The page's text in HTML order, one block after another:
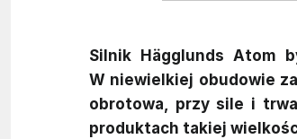
Silnik Hägglunds Atom
W niewielkiej obudowie
obrotowa, przy sile i
produktach takiej